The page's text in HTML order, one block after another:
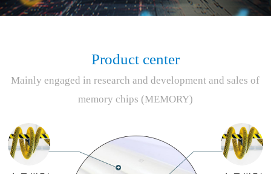
Product center
Mainly engaged in research and development and sales of
memory chips (MEMORY)